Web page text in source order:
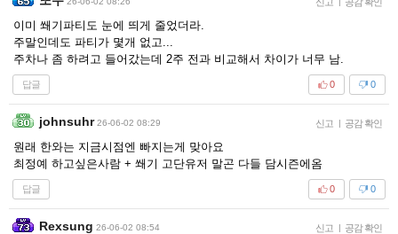
이미 쐐기파티도 눈에 띄게 줄었더라.
주말인데도 파티가 몇개 없고...
주차나 좀 하려고 들어갔는데 2주 전과 비교해서 차이가 너무 남.
답글 0
0
johnsuhr 26-06-02 08:29 신고 | 공감 확인
원래 한와는 지금시점엔 빠지는게 맞아요
최정예 하고싶은사람 + 쐐기 고단유저 말곤 다들 담시즌에옴
답글 0
0
Rexsung 26-06-02 08:54 신고 | 공감 확인